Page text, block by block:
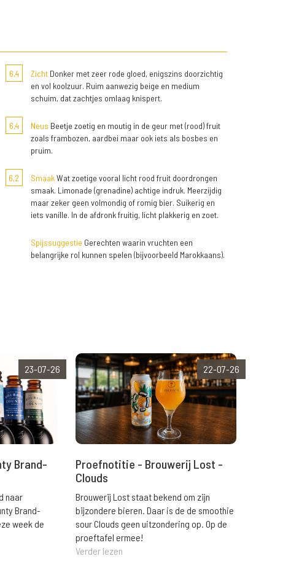
6,4 ZichtDonker met zeer rode gloed, enigszins doorzichtig
en vol koolzuur. Ruim aanwezig beige en medium
schuim, dat zachtjes omlaag knispert.
6,4 Neus Beetje zoetig en moutig in de geur met (rood) fruit
zoals frambozen, aardbei maar ook iets als bosbes en
pruim.
6,2 SmaakWat zoetige vooral licht rood fruit doordrongen
smaak. Limonade (grenadine) achtige indruk. Meerzijdig
maar zeker geen volmondig of romig bier. Suikerig en
iets vanille. In de afdronk fruitig, licht plakkerig en zoet.
Spijssuggestie Gerechten waarin vruchten een
belangrijke rol kunnen spelen (bijvoorbeeld Marokkaans).
23-07-26
Brand-
naar
Brand-
week de
22-07-26
Proefnotitie - Brouwerij Lost -
Clouds
Brouwerij Lost staat bekend om zijn
bijzondere bieren. Daar is de de smoothie
sour Clouds geen uitzondering op. Op de
proeftafel ermee!
Verder lezen